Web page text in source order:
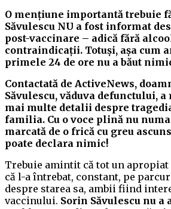
O mențiune importantă trebuie
Săvulescu NU a fost informat
post-vaccinare – adică fără
contraindicații. Totuși, așa cum
primele 24 de ore nu a băut
Contactată de ActiveNews,
Săvulescu, văduva defunctului, a
mai multe detalii despre
familia. Cu o voce plină nu
marcată de o frică cu greu
poate declara nimic!
Trebuie amintit că tot un apropiat
că l-a întrebat, constant, pe
despre starea sa, ambii fiind
vaccinului. Sorin Săvulescu nu a